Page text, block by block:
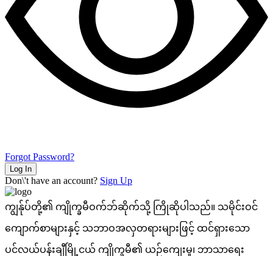
Forgot Password?
Log In
Don\'t have an account? Sign Up
ကျွန်ုပ်တို့၏ ကျိုက္ခမီဝက်ဘ်ဆိုက်သို့ ကြိုဆိုပါသည်။ သမိုင်းဝင်
ကျောက်စာများနှင့် သဘာဝအလှတရားများဖြင့် ထင်ရှားသော
ပင်လယ်ပန်းချီမြို့ငယ် ကျိုက္ခမီ၏ ယဉ်ကျေးမှု၊ ဘာသာရေး